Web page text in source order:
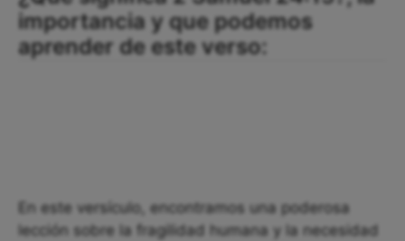
importancia y que podemos
aprender de este verso:
En este versículo, encontramos una poderosa
lección sobre la fragilidad humana y la necesidad